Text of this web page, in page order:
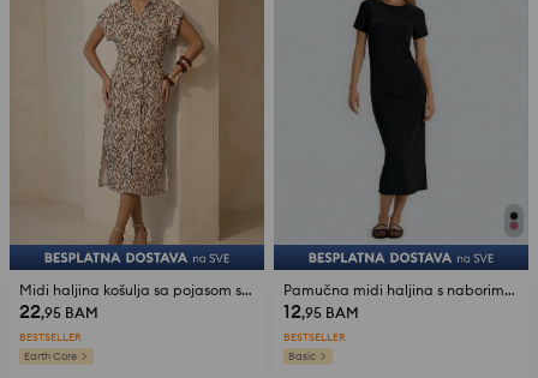
Midi haljina košulja sa pojasom sa životinjskim uzorkom sa viskozom
22,95 BAM
BESTSELLER
Earth Core
Pamučna midi haljina s naborima sa strane
12,95 BAM
BESTSELLER
Basic